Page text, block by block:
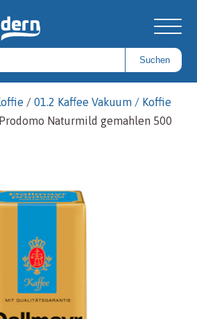
Suchen
/01.2 Kaffee Vakuum / Koffie
Naturmild gemahlen 500